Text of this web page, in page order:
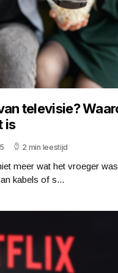
televisie?
is
2 min leestijd
meer wat het vroeger
kabels of s...